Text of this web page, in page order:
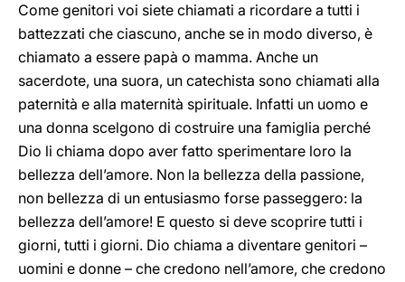
Come genitori voi siete chiamati a ricordare a tutti i
battezzati che ciascuno, anche se in modo diverso, è
chiamato a essere papà o mamma. Anche un
sacerdote, una suora, un catechista sono chiamati alla
paternità e alla maternità spirituale. Infatti un uomo e
una donna scelgono di costruire una famiglia perché
Dio li chiama dopo aver fatto sperimentare loro la
bellezza dell’amore. Non la bellezza della passione,
non bellezza di un entusiasmo forse passeggero: la
bellezza dell’amore! E questo si deve scoprire tutti i
giorni, tutti i giorni. Dio chiama a diventare genitori –
uomini e donne – che credono nell’amore, che credono